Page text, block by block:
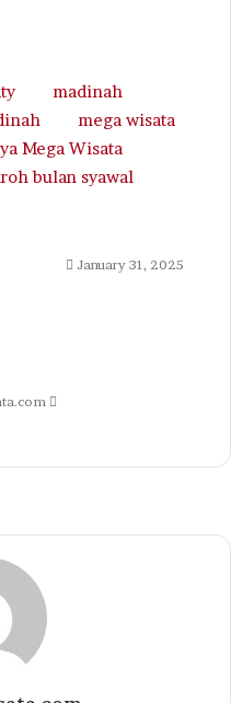
madinah
mega wisata
Mega Wisata
bulan syawal
SendJanuary 31, 2025